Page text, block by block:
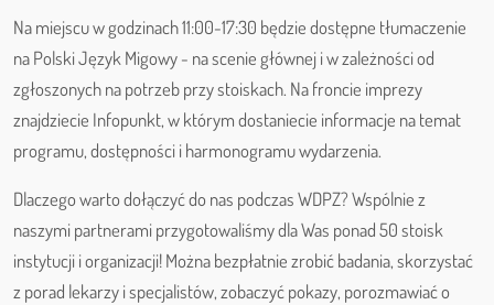
Na miejscu w godzinach 11:00-17:30 będzie dostępne tłumaczenie
na Polski Język Migowy - na scenie głównej i w zależności od
zgłoszonych na potrzeb przy stoiskach. Na froncie imprezy
znajdziecie Infopunkt, w którym dostaniecie informacje na temat
programu, dostępności i harmonogramu wydarzenia.
Dlaczego warto dołączyć do nas podczas WDPZ? Wspólnie z
naszymi partnerami przygotowaliśmy dla Was ponad 50 stoisk
instytucji i organizacji! Można bezpłatnie zrobić badania, skorzystać
z porad lekarzy i specjalistów, zobaczyć pokazy, porozmawiać o